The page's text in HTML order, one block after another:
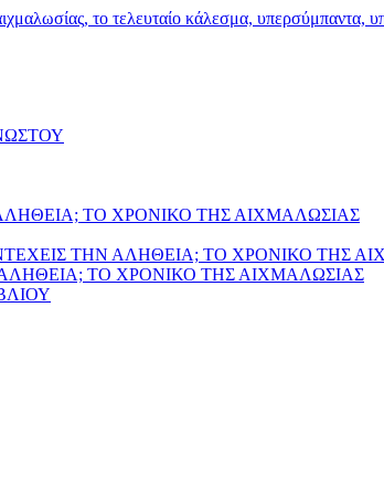
ΤΟ ΧΡΟΝΙΚΟ ΤΗΣ ΑΙΧΜΑΛΩΣΙΑΣ
ΤΗΝ ΑΛΗΘΕΙΑ; ΤΟ ΧΡΟΝΙΚΟ ΤΗΣ
ΤΟ ΧΡΟΝΙΚΟ ΤΗΣ ΑΙΧΜΑΛΩΣΙΑΣ